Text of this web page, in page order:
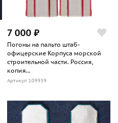
7 000 ₽
Погоны на пальто штаб-
офицерские Корпуса морской
строительной части. Россия,
копия...
Артикул 109939